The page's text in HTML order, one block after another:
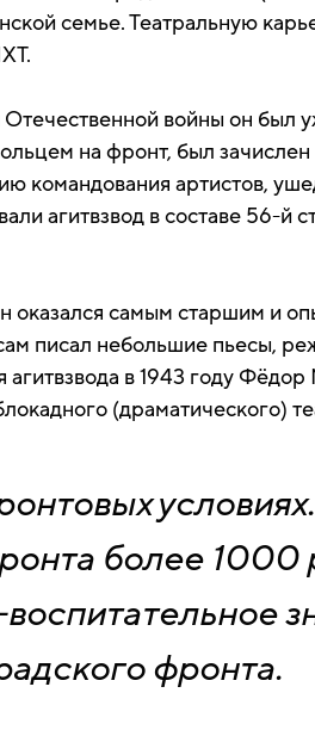
семье. Театральную
войны он был
на фронт, был
командования артистов,
агитвзвод в составе 56-й
оказался самым старшим и
писал небольшие пьесы,
в 1943 году
(драматического)
более 1000
фронта.